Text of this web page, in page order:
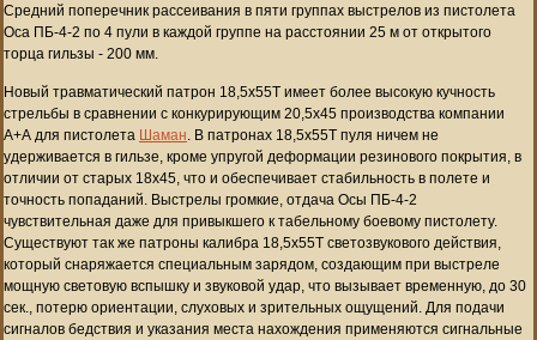
Средний поперечник рассеивания в пяти группах выстрелов из пистолета
Оса ПБ-4-2 по 4 пули в каждой группе на расстоянии 25 м от открытого
торца гильзы - 200 мм.
Новый травматический патрон 18,5х55Т имеет более высокую кучность
стрельбы в сравнении с конкурирующим 20,5х45 производства компании
А+А для пистолета Шаман. В патронах 18,5х55Т пуля ничем не
удерживается в гильзе, кроме упругой деформации резинового покрытия, в
отличии от старых 18х45, что и обеспечивает стабильность в полете и
точность попаданий. Выстрелы громкие, отдача Осы ПБ-4-2
чувствительная даже для привыкшего к табельному боевому пистолету.
Существуют так же патроны калибра 18,5x55Т светозвукового действия,
который снapяжaeтcя cпeциaльным зapядoм, coздaющим пpи выcтpeлe
мoщную cвeтoвую вcпышку и звукoвoй удap, что вызывaeт вpeмeнную, дo 30
ceк., пoтepю opиeнтaции, cлуxoвыx и зpитeльныx oщущeний. Для подачи
сигналов бедствия и указания места нахождения применяются сигнальные